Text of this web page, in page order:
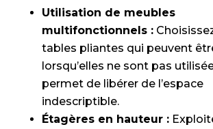
Utilisation de meubles
multifonctionnels :
tables pliantes qui peuvent
lorsqu’elles ne sont pas
permet de libérer de l’espace
indescriptible.
Étagères en hauteur :